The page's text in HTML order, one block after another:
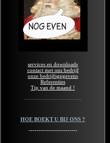
services en downloads
contact met ons bedrijf
onze bedrijfsgegevens
Referenties
Tip van de maand !
------------------------------
HOE BOEKT U BIJ ONS ?
-------------------------